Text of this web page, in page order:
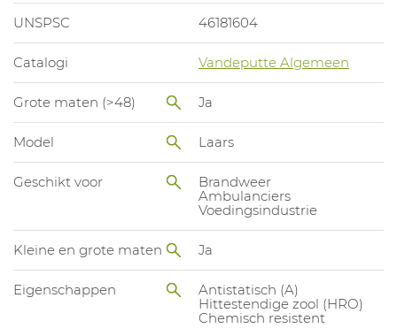
UNSPSC 46181604
Catalogi Vandeputte Algemeen
Grote maten (>48) Ja
Model Laars
Geschikt voor
Brandweer
Ambulanciers
Voedingsindustrie
Kleine en grote maten Ja
Eigenschappen
Antistatisch (A)
Hittestendige zool (HRO)
Chemisch resistent